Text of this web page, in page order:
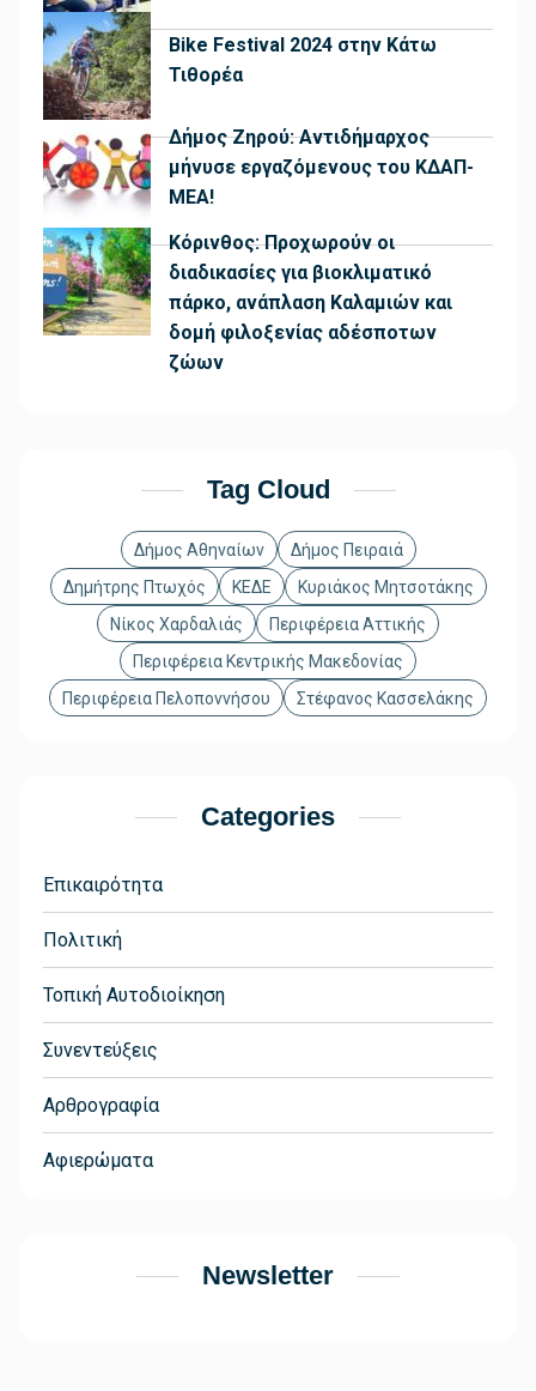
Bike Festival 2024 στην Κάτω
Τιθορέα
Δήμος Ζηρού: Αντιδήμαρχος
μήνυσε εργαζόμενους του ΚΔΑΠ-
ΜΕΑ!
Κόρινθος: Προχωρούν οι
διαδικασίες για βιοκλιματικό
πάρκο, ανάπλαση Καλαμιών και
δομή φιλοξενίας αδέσποτων
ζώων
Tag Cloud
Δήμος Αθηναίων
Δήμος Πειραιά
Δημήτρης Πτωχός
ΚΕΔΕ
Κυριάκος Μητσοτάκης
Νίκος Χαρδαλιάς
Περιφέρεια Αττικής
Περιφέρεια Κεντρικής Μακεδονίας
Περιφέρεια Πελοποννήσου
Στέφανος Κασσελάκης
Categories
Επικαιρότητα
Πολιτική
Τοπική Αυτοδιοίκηση
Συνεντεύξεις
Αρθρογραφία
Αφιερώματα
Newsletter